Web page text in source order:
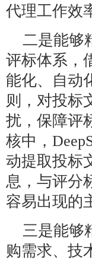
代理工作效
二是能够
评标体系，
能化、自动
则，对投标
扰，保障评
核中，
动提取投标
息，与评分
容易出现的
三是能够
购需求、技